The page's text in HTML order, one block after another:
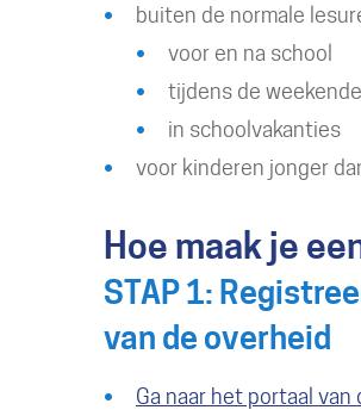
buiten de normale
voor en na school
tijdens de
in schoolvakanties
voor kinderen jonger
Hoe maak je
STAP 1:
van de overheid
Ga naar het portaal van